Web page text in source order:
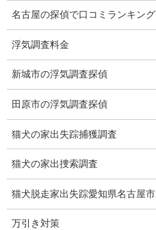
損害保険調査
会社沿革
プライバシーポリシー
探偵業法
探偵エッセイ
名古屋の探偵で口コミランキング
浮気調査料金
新城市の浮気調査探偵
田原市の浮気調査探偵
猫犬の家出失踪捕獲調査
猫犬の家出捜索調査
猫犬脱走家出失踪愛知県名古屋市
万引き対策